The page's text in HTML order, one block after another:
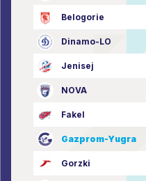
Belogorie
Dinamo-LO
Jenisej
NOVA
Fakel
Gazprom-Yugra
Gorzki